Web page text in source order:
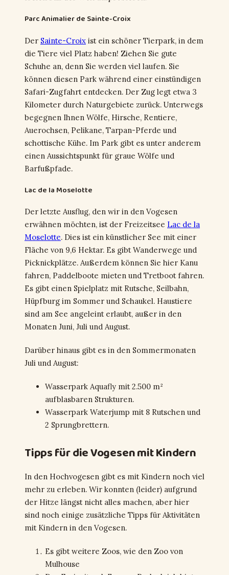
Parc Animalier de Sainte-Croix
Der Sainte-Croix ist ein schöner Tierpark, in dem
die Tiere viel Platz haben! Ziehen Sie gute
Schuhe an, denn Sie werden viel laufen. Sie
können diesen Park während einer einstündigen
Safari-Zugfahrt entdecken. Der Zug legt etwa 3
Kilometer durch Naturgebiete zurück. Unterwegs
begegnen Ihnen Wölfe, Hirsche, Rentiere,
Auerochsen, Pelikane, Tarpan-Pferde und
schottische Kühe. Im Park gibt es unter anderem
einen Aussichtspunkt für graue Wölfe und
Barfußpfade.
Lac de la Moselotte
Der letzte Ausflug, den wir in den Vogesen
erwähnen möchten, ist der Freizeitsee Lac de la
Moselotte. Dies ist ein künstlicher See mit einer
Fläche von 9,6 Hektar. Es gibt Wanderwege und
Picknickplätze. Außerdem können Sie hier Kanu
fahren, Paddelboote mieten und Tretboot fahren.
Es gibt einen Spielplatz mit Rutsche, Seilbahn,
Hüpfburg im Sommer und Schaukel. Haustiere
sind am See angeleint erlaubt, außer in den
Monaten Juni, Juli und August.
Darüber hinaus gibt es in den Sommermonaten
Juli und August:
Wasserpark Aquafly mit 2.500 m²
aufblasbaren Strukturen.
Wasserpark Waterjump mit 8 Rutschen und
2 Sprungbrettern.
Tipps für die Vogesen mit Kindern
In den Hochvogesen gibt es mit Kindern noch viel
mehr zu erleben. Wir konnten (leider) aufgrund
der Hitze längst nicht alles machen, aber hier
sind noch einige zusätzliche Tipps für Aktivitäten
mit Kindern in den Vogesen.
Es gibt weitere Zoos, wie den Zoo von
Mulhouse